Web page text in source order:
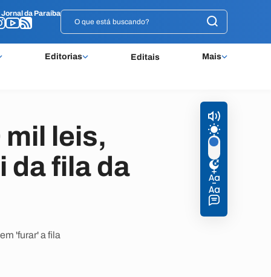
Jornal da Paraíba
Editorias Editais Mais
Jornal da Paraíba
mil leis,
da fila da
'furar' a fila